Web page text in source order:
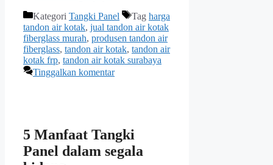
Kategori Tangki Panel Tag harga
tandon air kotak, jual tandon air kotak
fiberglass murah, produsen tandon air
fiberglass, tandon air kotak, tandon air
kotak frp, tandon air kotak surabaya
Tinggalkan komentar
5 Manfaat Tangki
Panel dalam segala